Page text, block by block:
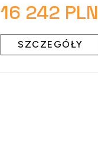
16 242 PLN
SZCZEGÓŁY